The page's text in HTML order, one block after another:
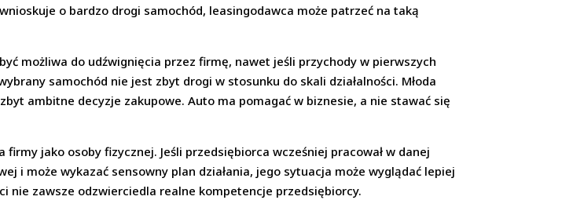
o bardzo drogi samochód, leasingodawca może patrzeć na taką
możliwa do udźwignięcia przez firmę, nawet jeśli przychody w pierwszych
samochód nie jest zbyt drogi w stosunku do skali działalności. Młoda
ambitne decyzje zakupowe. Auto ma pomagać w biznesie, a nie stawać się
jako osoby fizycznej. Jeśli przedsiębiorca wcześniej pracował w danej
i może wykazać sensowny plan działania, jego sytuacja może wyglądać lepiej
nie zawsze odzwierciedla realne kompetencje przedsiębiorcy.